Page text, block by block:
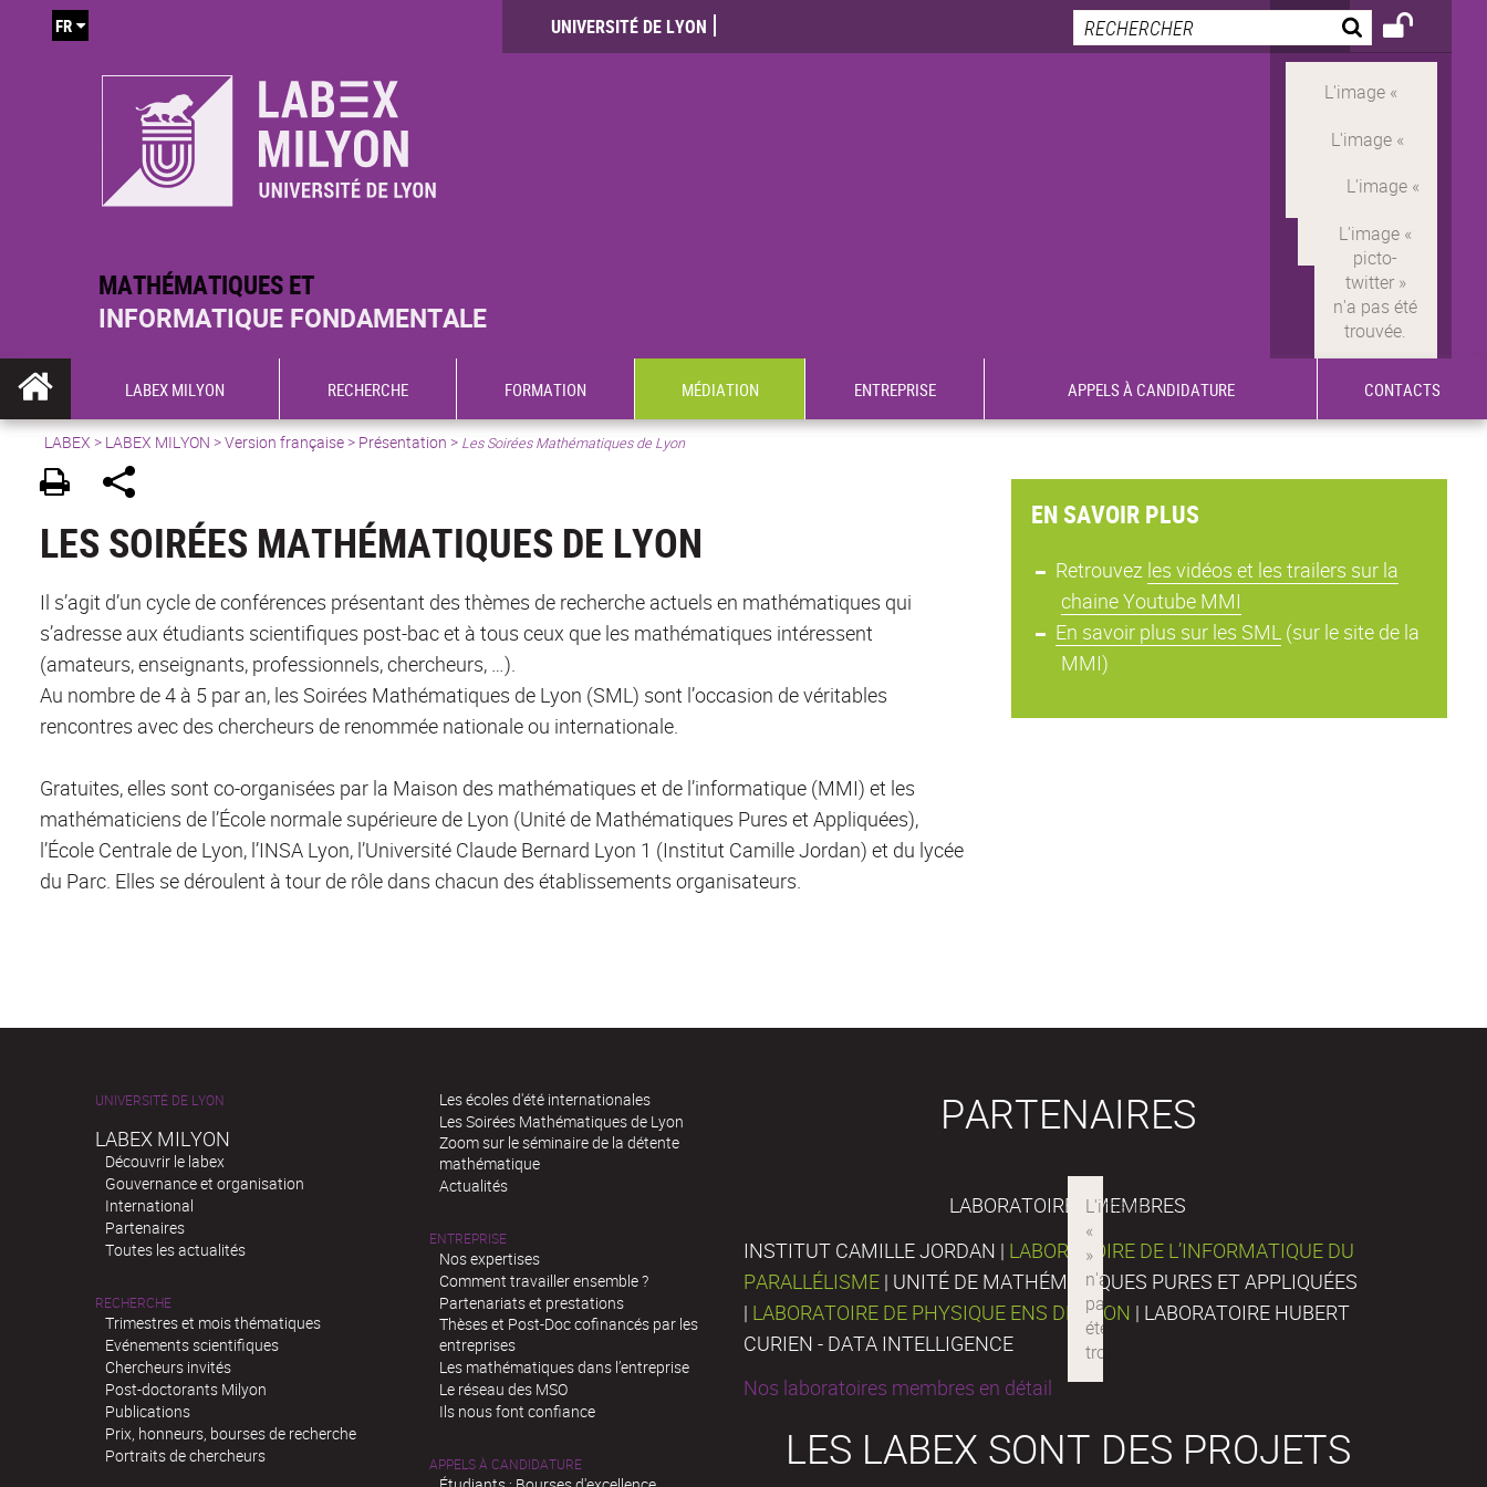
MATHÉMATIQUES ET
INFORMATIQUE FONDAMENTALE
UNIVERSITÉ DE LYON
FR
LABEX MILYON RECHERCHE FORMATION MÉDIATION ENTREPRISE APPELS À CANDIDATURE CONTACTS
LABEX > LABEX MILYON >Version française> Présentation > Les Soirées Mathématiques de Lyon
LES SOIRÉES MATHÉMATIQUES DE LYON
Il s’agit d’un cycle de conférences présentant des thèmes de recherche actuels en mathématiques qui
s’adresse aux étudiants scientifiques post-bac et à tous ceux que les mathématiques intéressent
(amateurs, enseignants, professionnels, chercheurs, …).
Au nombre de 4 à 5 par an, les Soirées Mathématiques de Lyon (SML) sont l’occasion de véritables
rencontres avec des chercheurs de renommée nationale ou internationale.
Gratuites, elles sont co-organisées par la Maison des mathématiques et de l’informatique (MMI) et les
mathématiciens de l’École normale supérieure de Lyon (Unité de Mathématiques Pures et Appliquées),
l’École Centrale de Lyon, l’INSA Lyon, l’Université Claude Bernard Lyon 1 (Institut Camille Jordan) et du lycée
du Parc. Elles se déroulent à tour de rôle dans chacun des établissements organisateurs.
EN SAVOIR PLUS
Retrouvez les vidéos et les trailers sur la
chaine Youtube MMI
En savoir plus sur les SML (sur le site de la
MMI)
UNIVERSITÉ DE LYON
LABEX MILYON
Découvrir le labex
Gouvernance et organisation
International
Partenaires
Toutes les actualités
RECHERCHE
Trimestres et mois thématiques
Evénements scientifiques
Chercheurs invités
Post-doctorants Milyon
Publications
Prix, honneurs, bourses de recherche
Portraits de chercheurs
Les écoles d'été internationales
Les Soirées Mathématiques de Lyon
Zoom sur le séminaire de la détente
mathématique
Actualités
ENTREPRISE
Nos expertises
Comment travailler ensemble ?
Partenariats et prestations
Thèses et Post-Doc cofinancés par les
entreprises
Les mathématiques dans l’entreprise
Le réseau des MSO
Ils nous font confiance
APPELS À CANDIDATURE
PARTENAIRES
LABORATOIRES MEMBRES
INSTITUT CAMILLE JORDAN | LABORATOIRE DE L’INFORMATIQUE DU
PARALLÉLISME | UNITÉ DE MATHÉMATIQUES PURES ET APPLIQUÉES
| LABORATOIRE DE PHYSIQUE ENS DE LYON | LABORATOIRE HUBERT
CURIEN - DATA INTELLIGENCE
Nos laboratoires membres en détail
LES LABEX SONT DES PROJETS